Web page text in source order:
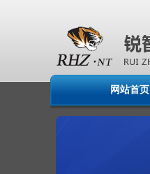
网站首页